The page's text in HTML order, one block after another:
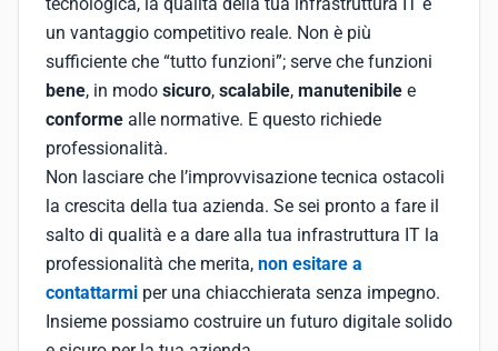
un vantaggio competitivo reale. Non è più
sufficiente che “tutto funzioni”; serve che funzioni
bene, in modo sicuro, scalabile, manutenibile e
conforme alle normative. E questo richiede
professionalità.
Non lasciare che l’improvvisazione tecnica ostacoli
la crescita della tua azienda. Se sei pronto a fare il
salto di qualità e a dare alla tua infrastruttura IT la
professionalità che merita, non esitare a
contattarmi per una chiacchierata senza impegno.
Insieme possiamo costruire un futuro digitale solido